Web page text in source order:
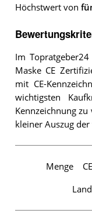
Höchstwert von
Im
Maske CE
mit CE-
wichtigsten
Kennzeichnung
kleiner Auszug
Menge